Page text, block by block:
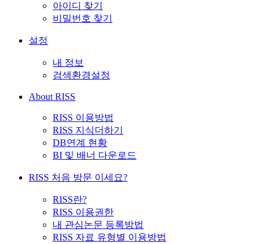
아이디 찾기
비밀번호 찾기
설정
내 정보
검색환경설정
About RISS
RISS 이용방법
RISS 지식더하기
DB연계 현황
BI 및 배너 다운로드
RISS 처음 방문 이세요?
RISS란?
RISS 이용권한
내 관심논문 등록방법
RISS 자료 유형별 이용방법